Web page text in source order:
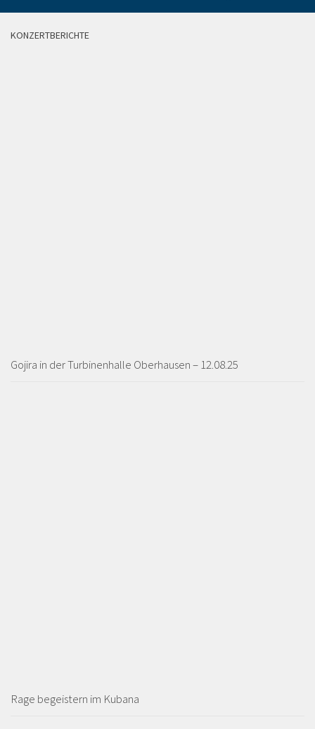
KONZERTBERICHTE
Gojira in der Turbinenhalle Oberhausen – 12.08.25
Rage begeistern im Kubana